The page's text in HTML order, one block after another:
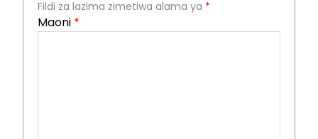
Fildi za lazima zimetiwa alama ya *
Maoni *